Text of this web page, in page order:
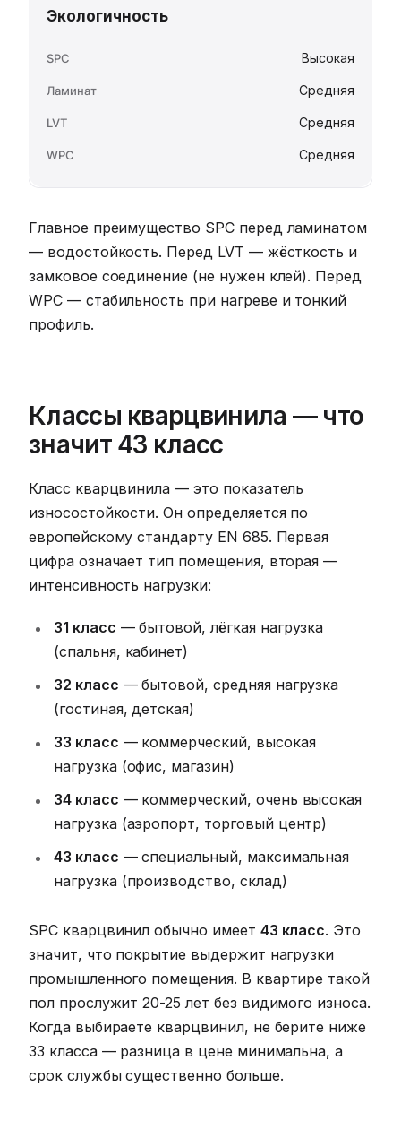
Экологичность
Высокая
Средняя
Средняя
Средняя
Главное преимущество SPC перед ламинатом
— водостойкость. Перед LVT — жёсткость и
замковое соединение (не нужен клей). Перед
WPC — стабильность при нагреве и тонкий
профиль.
Классы кварцвинила — что
значит 43 класс
Класс кварцвинила — это показатель
износостойкости. Он определяется по
европейскому стандарту EN 685. Первая
цифра означает тип помещения, вторая —
интенсивность нагрузки:
31 класс — бытовой, лёгкая нагрузка
(спальня, кабинет)
32 класс — бытовой, средняя нагрузка
(гостиная, детская)
33 класс — коммерческий, высокая
нагрузка (офис, магазин)
34 класс — коммерческий, очень высокая
нагрузка (аэропорт, торговый центр)
43 класс — специальный, максимальная
нагрузка (производство, склад)
SPC кварцвинил обычно имеет 43 класс. Это
значит, что покрытие выдержит нагрузки
промышленного помещения. В квартире такой
пол прослужит 20-25 лет без видимого износа.
Когда выбираете кварцвинил, не берите ниже
33 класса — разница в цене минимальна, а
срок службы существенно больше.